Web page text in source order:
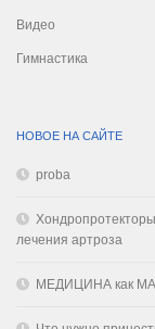
Видео
Гимнастика
НОВОЕ НА САЙТЕ
proba
лечения артроза
МЕДИЦИНА как